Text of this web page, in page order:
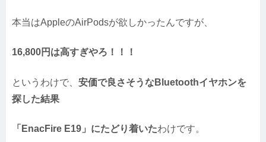
本当はAppleのAirPodsが欲しかったんですが、
16,800円は高すぎやろ！！！
というわけで、 安価で良さそうなBluetoothイヤホンを
探した結果
「EnacFire E19」にたどり着いたわけです。